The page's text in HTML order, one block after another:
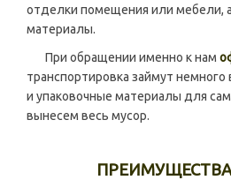
отделки помещения или мебели,
материалы.
При обращении именно к нам
транспортировка займут
и упаковочные материалы для
вынесем весь мусор.